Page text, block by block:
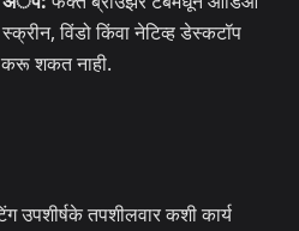
विंडो किंवा नेटिव्ह डेस्कटॉप
शकत नाही.
उपशीर्षके तपशीलवार कशी कार्य